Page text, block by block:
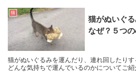
猫
猫がぬいぐ
なぜ？５つ
猫がぬいぐるみを運んだり、連れ回したり
どんな気持ちで運んでいるのかについてご紹